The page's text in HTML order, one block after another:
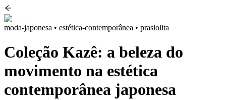
moda-japonesa • estética-contemporânea • prasiolita
Coleção Kazê: a beleza do
movimento na estética
contemporânea japonesa